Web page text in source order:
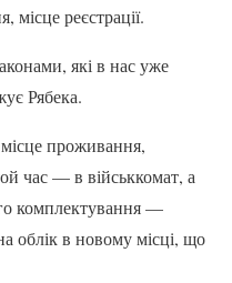
реєстрації.
які в нас уже
Рябека.
проживання,
час — в військкомат, а
комплектування —
облік в новому місці, що